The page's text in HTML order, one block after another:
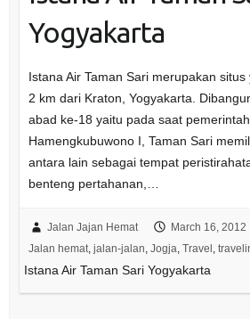
Yogyakarta
Istana Air Taman Sari merupakan
2 km dari Kraton, Yogyakarta.
abad ke-18 yaitu pada saat
Hamengkubuwono I, Taman Sari
antara lain sebagai tempat
benteng pertahanan,…
Jalan Jajan Hemat March 16, 2012
Jalan hemat, jalan-jalan, Jogja, Travel ,
Istana Air Taman Sari Yogyakarta